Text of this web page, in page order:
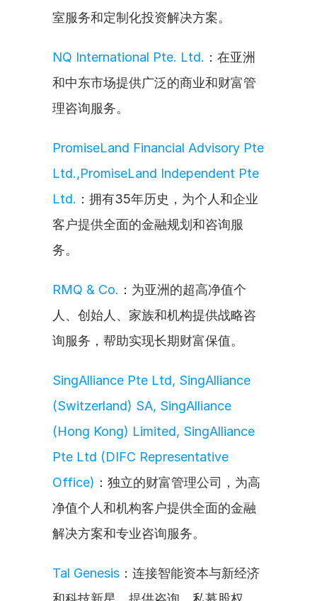
室服务和定制化投资解决方案。
NQ International Pte. Ltd. ：在亚洲
和中东市场提供广泛的商业和财富管
理咨询服务。
PromiseLand Financial Advisory Pte
Ltd.,PromiseLand Independent Pte
Ltd. ：拥有35年历史，为个人和企业
客户提供全面的金融规划和咨询服
务。
RMQ & Co. ：为亚洲的超高净值个
人、创始人、家族和机构提供战略咨
询服务，帮助实现长期财富保值。
SingAlliance Pte Ltd, SingAlliance
(Switzerland) SA, SingAlliance
(Hong Kong) Limited, SingAlliance
Pte Ltd (DIFC Representative
Office) ：独立的财富管理公司，为高
净值个人和机构客户提供全面的金融
解决方案和专业咨询服务。
Tal Genesis ：连接智能资本与新经济